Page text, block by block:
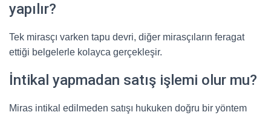
yapılır?
Tek mirasçı varken tapu devri, diğer mirasçıların feragat
ettiği belgelerle kolayca gerçekleşir.
İntikal yapmadan satış işlemi olur mu?
Miras intikal edilmeden satışı hukuken doğru bir yöntem